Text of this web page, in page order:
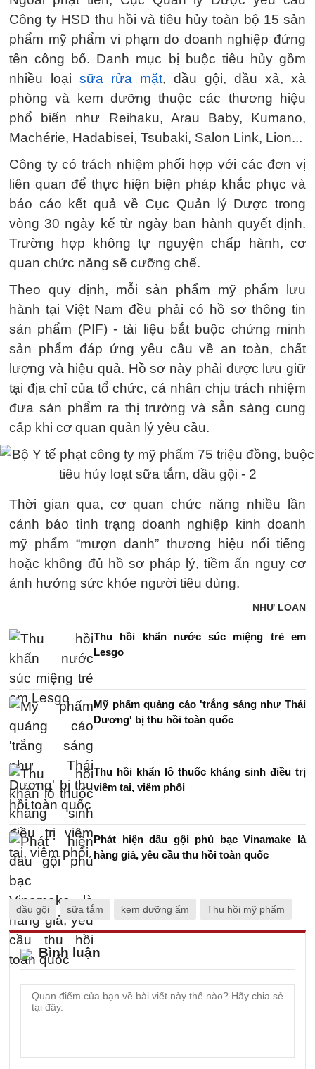
Công ty HSD thu hồi và tiêu hủy toàn bộ 15 sản
phẩm mỹ phẩm vi phạm do doanh nghiệp đứng
tên công bố. Danh mục bị buộc tiêu hủy gồm
nhiều loại sữa rửa mặt, dầu gội, dầu xả, xà
phòng và kem dưỡng thuộc các thương hiệu
phổ biến như Reihaku, Arau Baby, Kumano,
Machérie, Hadabisei, Tsubaki, Salon Link, Lion...
Công ty có trách nhiệm phối hợp với các đơn vị
liên quan để thực hiện biện pháp khắc phục và
báo cáo kết quả về Cục Quản lý Dược trong
vòng 30 ngày kể từ ngày ban hành quyết định.
Trường hợp không tự nguyện chấp hành, cơ
quan chức năng sẽ cưỡng chế.
Theo quy định, mỗi sản phẩm mỹ phẩm lưu
hành tại Việt Nam đều phải có hồ sơ thông tin
sản phẩm (PIF) - tài liệu bắt buộc chứng minh
sản phẩm đáp ứng yêu cầu về an toàn, chất
lượng và hiệu quả. Hồ sơ này phải được lưu giữ
tại địa chỉ của tổ chức, cá nhân chịu trách nhiệm
đưa sản phẩm ra thị trường và sẵn sàng cung
cấp khi cơ quan quản lý yêu cầu.
Thời gian qua, cơ quan chức năng nhiều lần
cảnh báo tình trạng doanh nghiệp kinh doanh
mỹ phẩm “mượn danh” thương hiệu nổi tiếng
hoặc không đủ hồ sơ pháp lý, tiềm ẩn nguy cơ
ảnh hưởng sức khỏe người tiêu dùng.
NHƯ LOAN
Thu hồi khẩn nước súc miệng trẻ em
Lesgo
Mỹ phẩm quảng cáo 'trắng sáng như Thái
Dương' bị thu hồi toàn quốc
Thu hồi khẩn lô thuốc kháng sinh điều trị
viêm tai, viêm phổi
Phát hiện dầu gội phủ bạc Vinamake là
hàng giả, yêu cầu thu hồi toàn quốc
dầu gội sữa tắm kem dưỡng ẩm Thu hồi mỹ phẩm
Bình luận